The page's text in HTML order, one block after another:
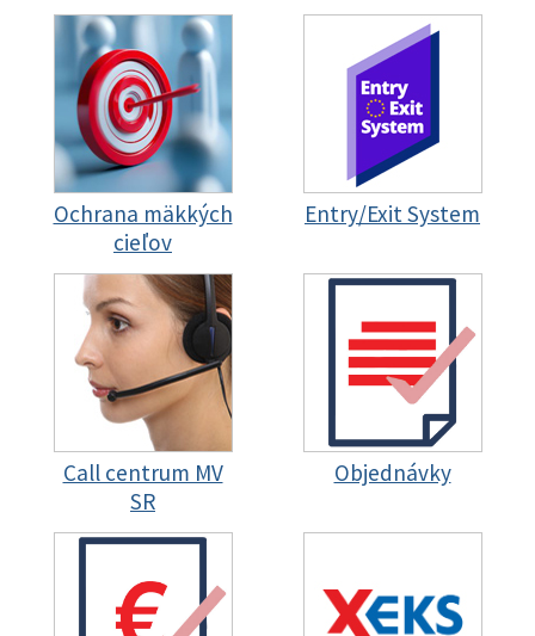
Ochrana mäkkých
cieľov
Entry/Exit System
Call centrum MV
SR
Objednávky